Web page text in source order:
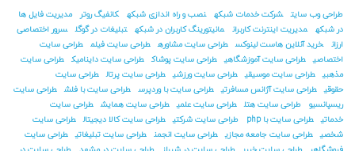
طراحی وب سایت شرکت خدمات شبکه نصب و راه اندازی شبکه کانفیگ روتر
مدیریت فایل ها
در شبکه مدیریت اینترنت کاربران مانیتورینگ کاربران در شبکه تبلیغات در گوگل سرور اختصاصی
ارزان خرید آنلاین هاست لینوکس طراحی سایت مشاوره طراحی سایت فیلم طراحی سایت
اختصاصی طراحی سایت آموزشگاهی طراحی سایت پوشاک طراحی سایت داینامیک طراحی سایت
مذهبی طراحی سایت موسیقی طراحی سایت ورزشی طراحی سایت پرتال طراحی سایت
حقوقی طراحی سایت آژانس مسافرتی طراحی سایت با وردپرس طراحی سایت با فلش طراحی سایت
ریسپانسیو طراحی سایت هتل طراحی سایت علمی طراحی سایت همایش طراحی سایت
خدماتی طراحی سایت با php طراحی سایت شرکتی طراحی سایت کالا دیجیتال طراحی سایت
شخصی طراحی سایت جامعه مجازی طراحی سایت انجمن طراحی سایت تبلیغاتی طراحی سایت